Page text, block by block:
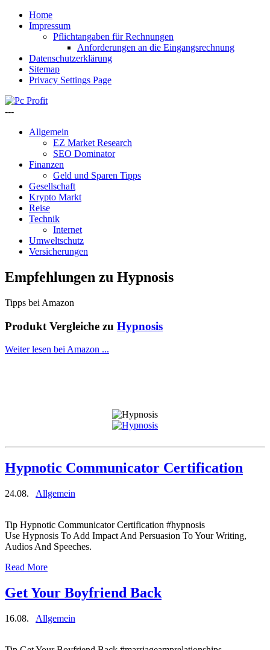
Home
Impressum
Pflichtangaben für Rechnungen
Anforderungen an die Eingangsrechnung
Datenschutzerklärung
Sitemap
Privacy Settings Page
---
Allgemein
EZ Market Research
SEO Dominator
Finanzen
Geld und Sparen Tipps
Gesellschaft
Krypto Markt
Reise
Technik
Internet
Umweltschutz
Versicherungen
Empfehlungen zu Hypnosis
Tipps bei Amazon
Produkt Vergleiche zu Hypnosis
Weiter lesen bei Amazon ...
Hypnotic Communicator Certification
24.08. Allgemein
Tip Hypnotic Communicator Certification #hypnosis
Use Hypnosis To Add Impact And Persuasion To Your Writing,
Audios And Speeches.
Read More
Get Your Boyfriend Back
16.08. Allgemein